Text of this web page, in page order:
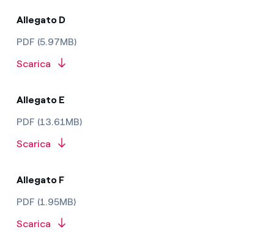
Allegato D
PDF (5.97MB)
Scarica
Allegato E
PDF (13.61MB)
Scarica
Allegato F
PDF (1.95MB)
Scarica